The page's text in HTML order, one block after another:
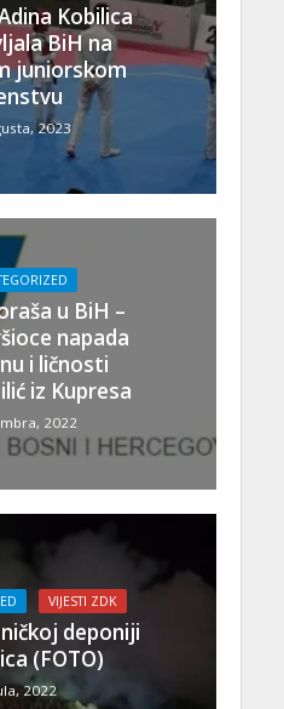
Kobilica
BiH na
juniorskom
2023
u BiH –
napada
i ličnosti
iz Kupresa
2022
VIJESTI ZDK
deponiji
(FOTO)
2022